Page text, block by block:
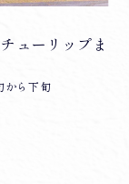
ューリップま
から下旬